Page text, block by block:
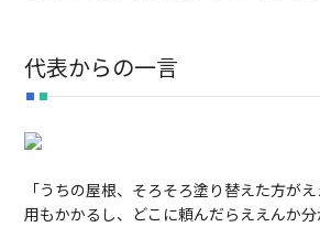
代表からの一言
「うちの屋根、そろそろ塗り替えた方が
用もかかるし、どこに頼んだらええんか